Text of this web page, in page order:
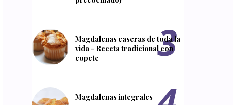
Magdalenas caseras de toda la
vida - Receta tradicional con
copete
Magdalenas integrales